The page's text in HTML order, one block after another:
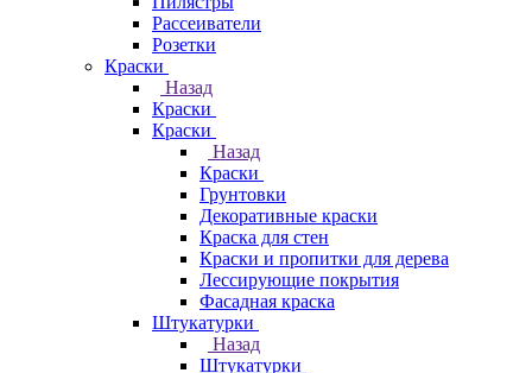
Рассеиватели
Розетки
Краски
Назад
Краски
Краски
Назад
Краски
Грунтовки
Декоративные краски
Краска для стен
Краски и пропитки для дерева
Лессирующие покрытия
Фасадная краска
Штукатурки
Назад
Штукатурки